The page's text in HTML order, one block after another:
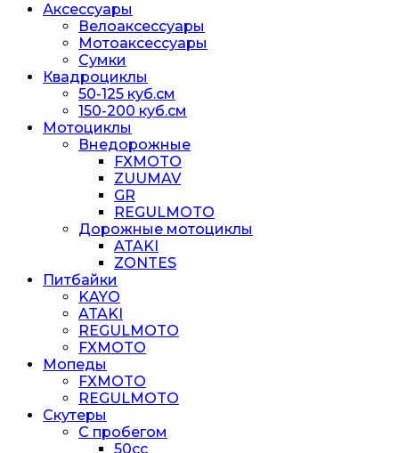
Аксессуары
Велоаксессуары
Мотоаксессуары
Сумки
Квадроциклы
50-125 куб.см
150-200 куб.см
Мотоциклы
Внедорожные
FXMOTO
ZUUMAV
GR
REGULMOTO
Дорожные мотоциклы
ATAKI
ZONTES
Питбайки
KAYO
ATAKI
REGULMOTO
FXMOTO
Мопеды
FXMOTO
REGULMOTO
Скутеры
С пробегом
50cc